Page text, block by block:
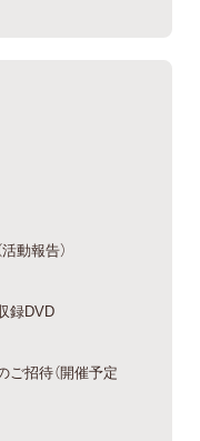
動報告）
録DVD
招待（開催予定